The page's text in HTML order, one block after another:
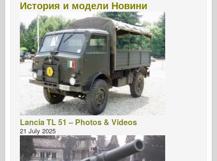
История и модели Новини
Lancia TL 51 – Photos & Videos
21 July 2025